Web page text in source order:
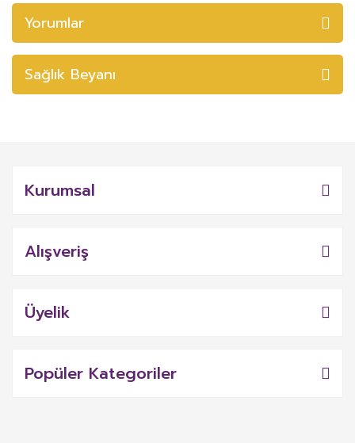
Yorumlar
Sağlık Beyanı
Kurumsal
Alışveriş
Üyelik
Popüler Kategoriler